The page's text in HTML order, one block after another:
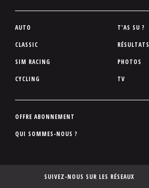
P
d
d
p
e
AUTO
CLASSIC
SIM RACING
CYCLING
T'AS SU ?
RÉSULTATS
PHOTOS
TV
P
d
OFFRE ABONNEMENT
QUI SOMMES-NOUS ?
SUIVEZ-NOUS SUR LES RÉSEAUX